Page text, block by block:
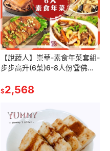
【說蔬人】崇華-素食年菜套組-
步步高升(6菜)6-8人份🏆佛跳
筍+北京烤丫+御膳鮮羹
$2,568